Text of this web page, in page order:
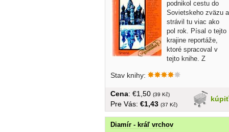
podnikol cestu do
Sovietskeho zväzu a
strávil tu viac ako
pol rok. Písal o tejto
krajine reportáže,
ktoré spracoval v
tejto knihe. Z
Stav knihy:
kúpiť
Cena: €1,50 (39 Kč)
Pre Vás: €1,43 (37 Kč)
Diamír - kráľ vrchov